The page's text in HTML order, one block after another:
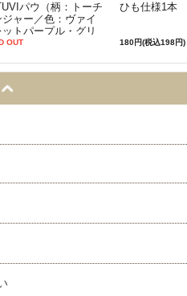
パウ（柄：トーチ
ジャー／色：ヴァイ
ットパープル・グリ
）OUT
ひも仕様1本
180円(税込198円)